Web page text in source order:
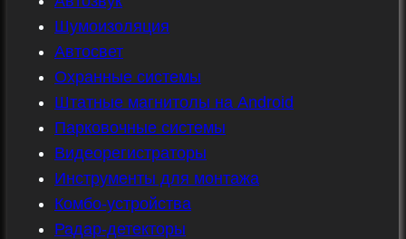
Шумоизоляция
Автосвет
Охранные системы
Штатные магнитолы на Android
Парковочные системы
Видеорегистраторы
Инструменты для монтажа
Комбо-устройства
Радар-детекторы